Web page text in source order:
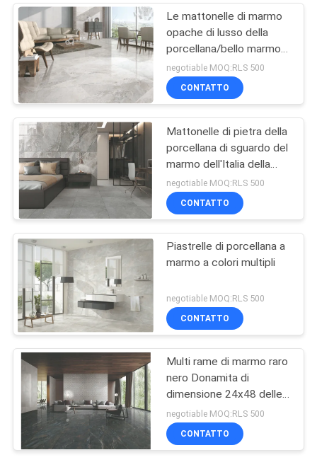
Le mattonelle di marmo
opache di lusso della
porcellana/bello marmo
gradiscono la piastrella di
ceramica
negotiable MOQ:RLS 500
CONTATTO
Mattonelle di pietra della
porcellana di sguardo del
marmo dell'Italia della
breccia con la superficie
metallina/polacco
negotiable MOQ:RLS 500
CONTATTO
Piastrelle di porcellana a
marmo a colori multipli
negotiable MOQ:RLS 500
CONTATTO
Multi rame di marmo raro
nero Donamita di
dimensione 24x48 delle
mattonelle della
porcellana di sguardo
negotiable MOQ:RLS 500
CONTATTO